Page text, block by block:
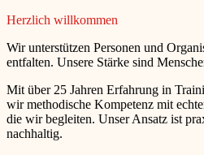
Herzlich willkommen
Wir unterstützen Personen und
entfalten. Unsere Stärke sind
Mit über 25 Jahren Erfahrung in
wir methodische Kompetenz mit
die wir begleiten. Unser Ansatz ist
nachhaltig.